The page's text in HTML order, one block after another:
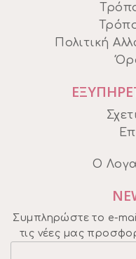
Πολιτική
Ο
Συμπληρώστε το e-
τις νέες μας